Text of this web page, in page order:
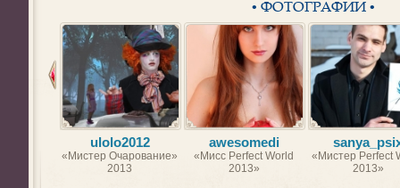
• ФОТОГРАФИИ •
ulolo2012
«Мистер Очарование»
2013
awesomedi
«Мисс Perfect World
2013»
«Мистер Perfect
2013»